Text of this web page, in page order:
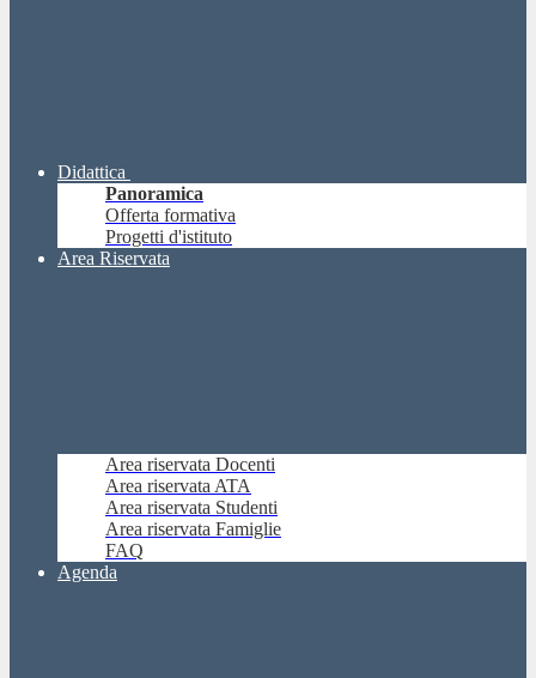
Didattica
Panoramica
Offerta formativa
Progetti d'istituto
Area Riservata
Area riservata Docenti
Area riservata ATA
Area riservata Studenti
Area riservata Famiglie
FAQ
Agenda